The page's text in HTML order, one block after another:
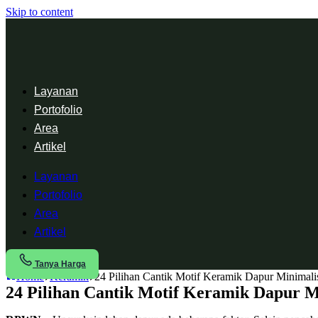
Skip to content
Layanan
Portofolio
Area
Artikel
Layanan
Portofolio
Area
Artikel
Tanya Harga
Home Keramik 24 Pilihan Cantik Motif Keramik Dapur
24 Pilihan Cantik Motif Keramik Dapur